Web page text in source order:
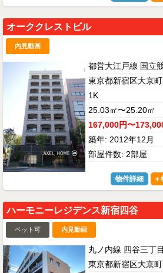
オーククレストビル
内見動画
都営大江戸線 国立
東京都新宿区大京町
1K
25.03㎡〜25.20㎡
167,000円〜
築年: 2012年12月
部屋件数: 2部屋
物件詳細
ハーモニーレジデンス新宿四谷
ペット可 内見動画
丸ノ内線 四谷三丁
東京都新宿区大京